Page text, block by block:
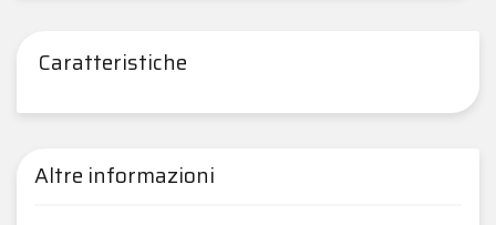
Caratteristiche
Altre informazioni